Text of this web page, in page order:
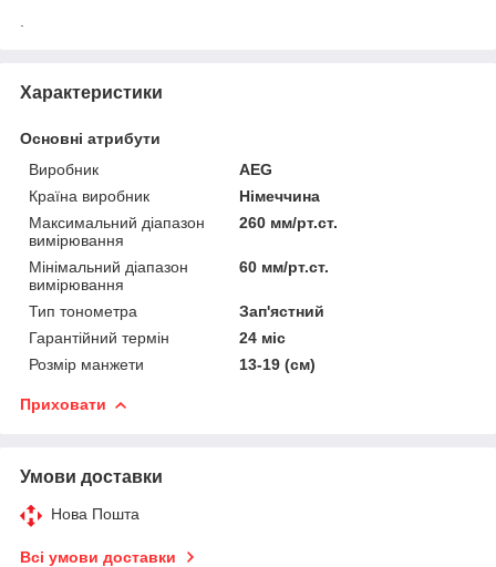
Характеристики
Основні атрибути
Виробник
AEG
Країна виробник
Німеччина
Максимальний діапазон
вимірювання
260 мм/рт.ст.
Мінімальний діапазон
вимірювання
60 мм/рт.ст.
Тип тонометра
Зап'ястний
Гарантійний термін
24 міс
Розмір манжети
13-19 (см)
Приховати
Умови доставки
Нова Пошта
Всі умови доставки